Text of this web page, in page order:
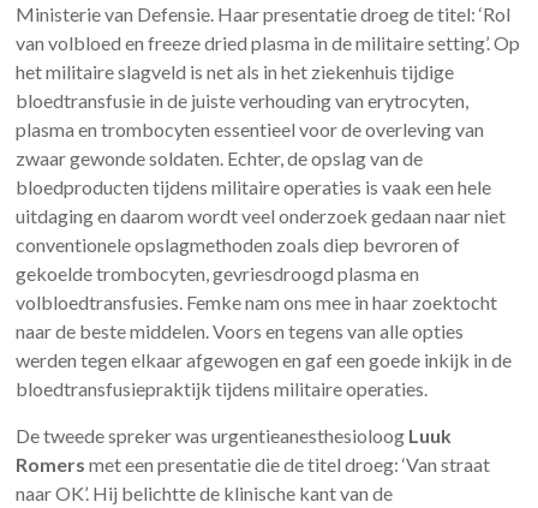
Ministerie van Defensie. Haar presentatie droeg de titel: ‘Rol
van volbloed en freeze dried plasma in de militaire setting’. Op
het militaire slagveld is net als in het ziekenhuis tijdige
bloedtransfusie in de juiste verhouding van erytrocyten,
plasma en trombocyten essentieel voor de overleving van
zwaar gewonde soldaten. Echter, de opslag van de
bloedproducten tijdens militaire operaties is vaak een hele
uitdaging en daarom wordt veel onderzoek gedaan naar niet
conventionele opslagmethoden zoals diep bevroren of
gekoelde trombocyten, gevriesdroogd plasma en
volbloedtransfusies. Femke nam ons mee in haar zoektocht
naar de beste middelen. Voors en tegens van alle opties
werden tegen elkaar afgewogen en gaf een goede inkijk in de
bloedtransfusiepraktijk tijdens militaire operaties.
De tweede spreker was urgentieanesthesioloog Luuk
Romers met een presentatie die de titel droeg: ‘Van straat
naar OK’. Hij belichtte de klinische kant van de